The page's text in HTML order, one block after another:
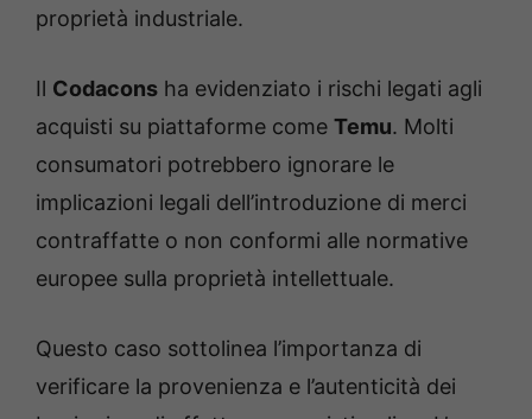
proprietà industriale.
Il Codacons ha evidenziato i rischi legati agli
acquisti su piattaforme come Temu. Molti
consumatori potrebbero ignorare le
implicazioni legali dell’introduzione di merci
contraffatte o non conformi alle normative
europee sulla proprietà intellettuale.
Questo caso sottolinea l’importanza di
verificare la provenienza e l’autenticità dei